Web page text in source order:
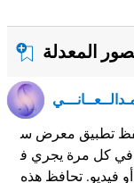
المعدلة
تطبيق معرض س
في كل مرة يجري ف